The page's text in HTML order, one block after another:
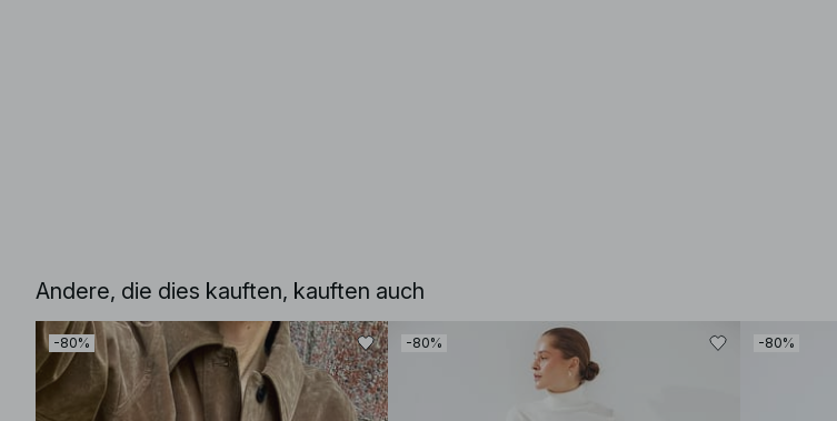
Andere, die dies kauften, kauften auch
-80% -80% -80%